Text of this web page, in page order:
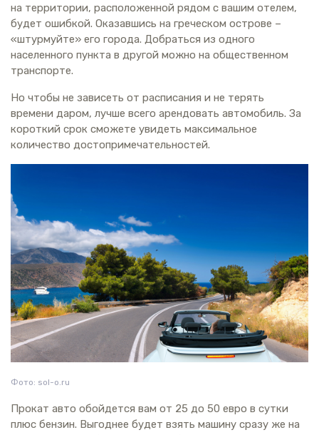
на территории, расположенной рядом с вашим отелем,
будет ошибкой. Оказавшись на греческом острове –
«штурмуйте» его города. Добраться из одного
населенного пункта в другой можно на общественном
транспорте.
Но чтобы не зависеть от расписания и не терять
времени даром, лучше всего арендовать автомобиль. За
короткий срок сможете увидеть максимальное
количество достопримечательностей.
Фото: sol-o.ru
Прокат авто обойдется вам от 25 до 50 евро в сутки
плюс бензин. Выгоднее будет взять машину сразу же на